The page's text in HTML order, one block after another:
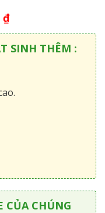
₫
SINH THÊM :
CỦA CHÚNG